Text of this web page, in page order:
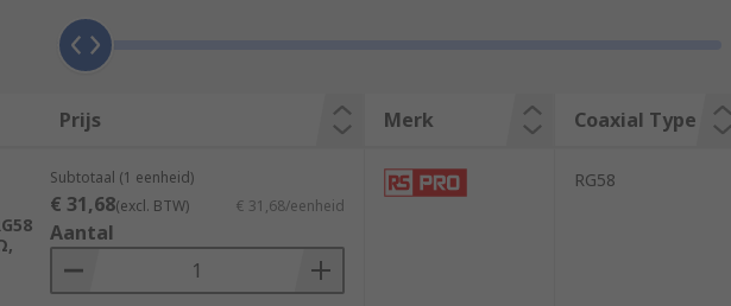
the different kinds of coaxial cables available, we
Prijs Merk Coaxial Type
Subtotaal (1 eenheid)
€ 31,68(excl. BTW) € 31,68/eenheid
Aantal
RG58